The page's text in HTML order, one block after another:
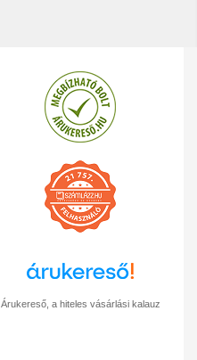
Árukereső, a hiteles vásárlási kalauz